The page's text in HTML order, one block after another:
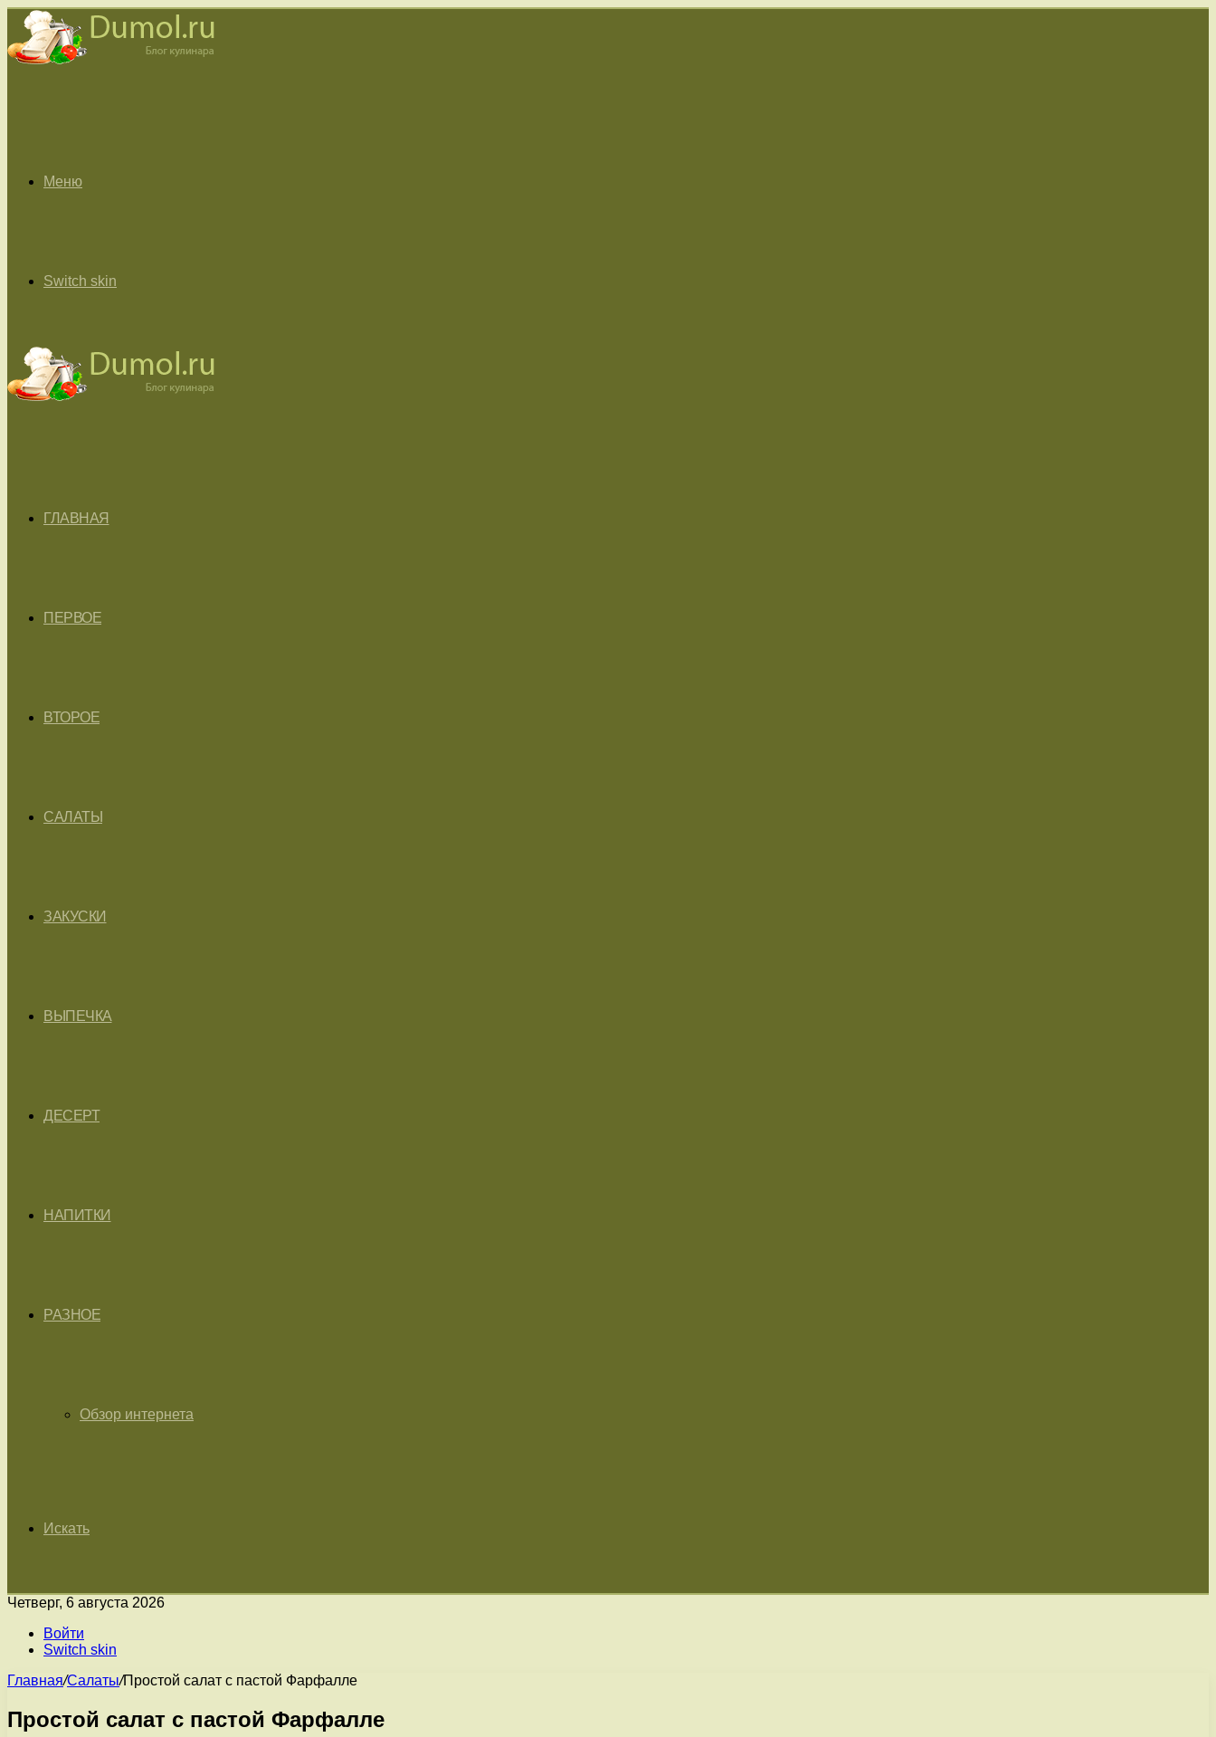
Меню
Switch skin
ГЛАВНАЯ
ПЕРВОЕ
ВТОРОЕ
САЛАТЫ
ЗАКУСКИ
ВЫПЕЧКА
ДЕСЕРТ
НАПИТКИ
РАЗНОЕ
Обзор интернета
Искать
Четверг, 6 августа 2026
Войти
Switch skin
Главная/Салаты/Простой салат с пастой Фарфалле
Простой салат с пастой Фарфалле